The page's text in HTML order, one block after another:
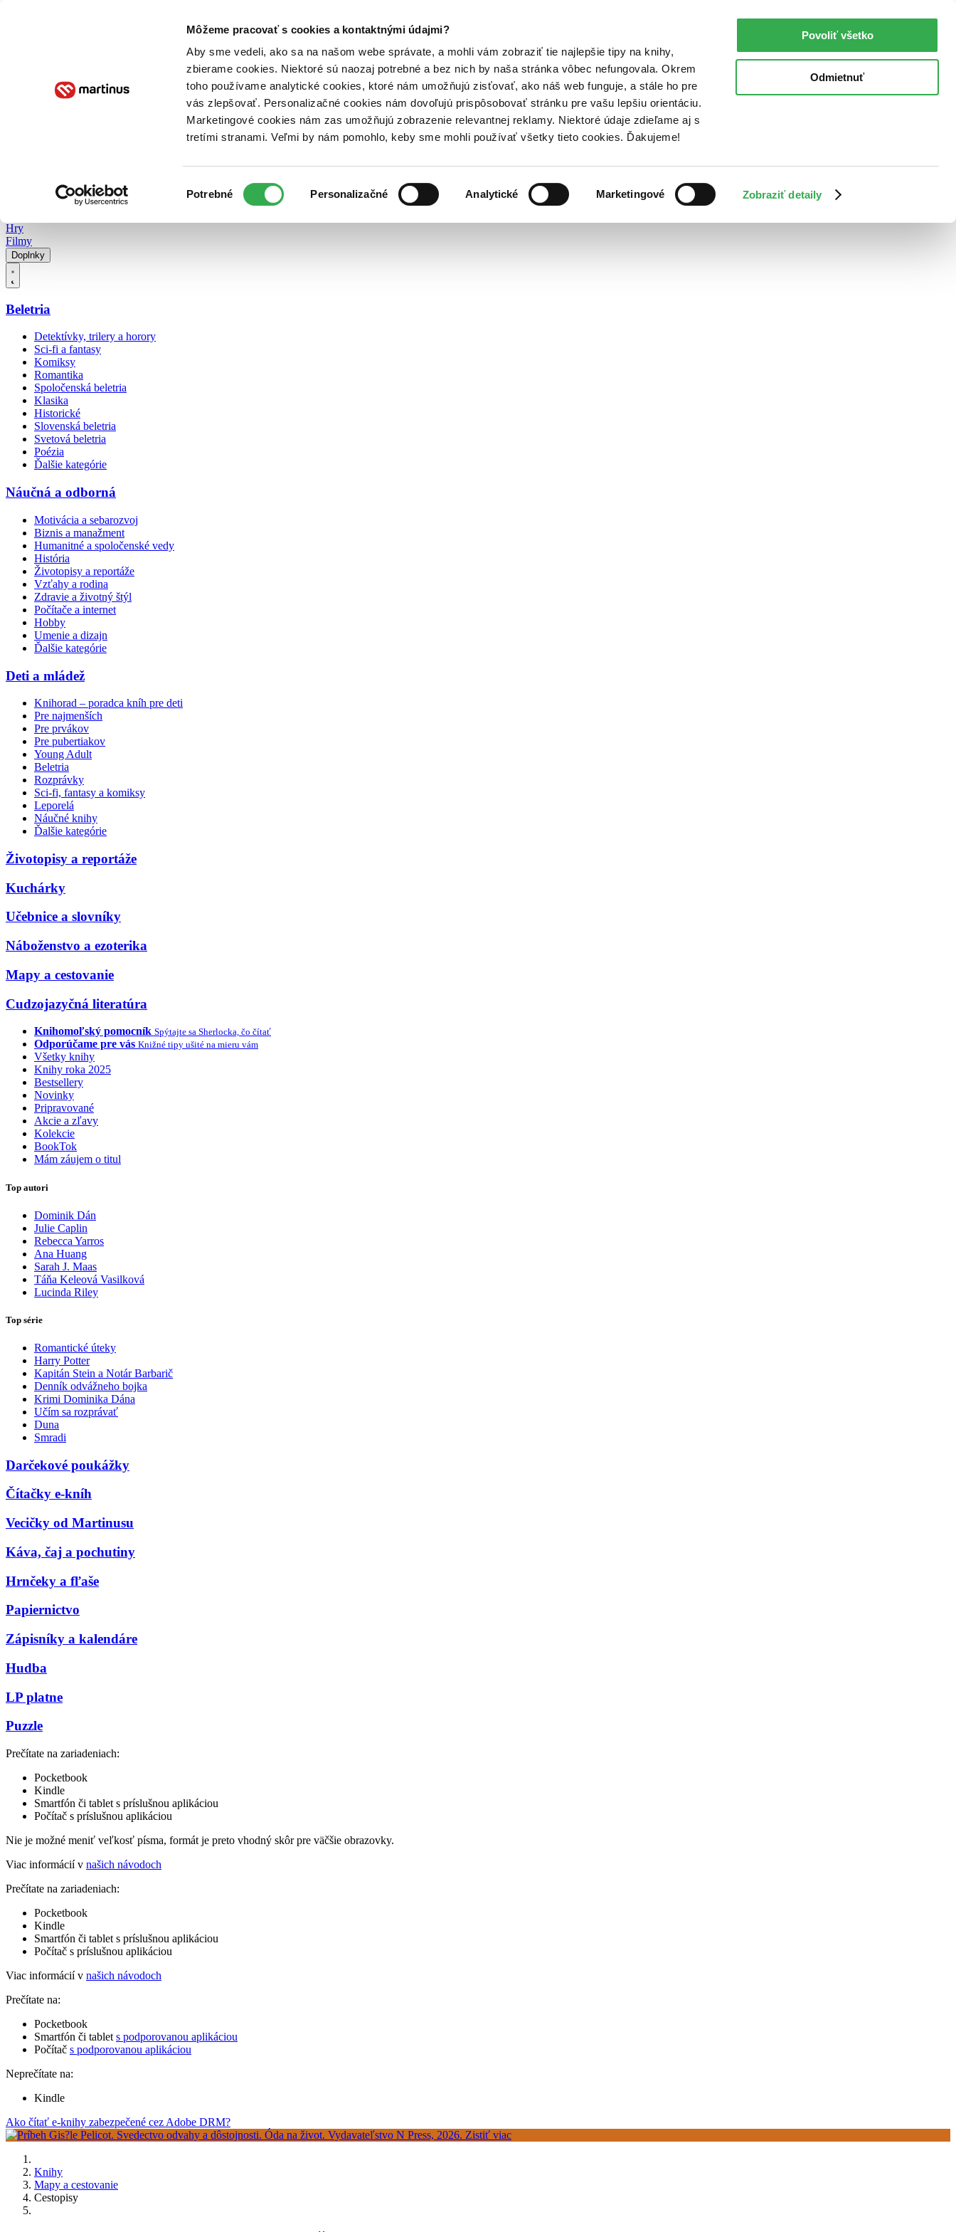
Môžeme pracovať s cookies a kontaktnými údajmi?
Aby sme vedeli, ako sa na našom webe správate, a mohli vám zobraziť tie najlepšie tipy na knihy,
zbierame cookies. Niektoré sú naozaj potrebné a bez nich by naša stránka vôbec nefungovala. Okrem
toho používame analytické cookies, ktoré nám umožňujú zisťovať, ako náš web funguje, a stále ho pre
vás zlepšovať. Personalizačné cookies nám dovoľujú prispôsobovať stránku pre vašu lepšiu orientáciu.
Marketingové cookies nám zas umožňujú zobrazenie relevantnej reklamy. Niektoré údaje zdieľame aj s
tretími stranami. Veľmi by nám pomohlo, keby sme mohli používať všetky tieto cookies. Ďakujeme!
súhlasu
Potrebné Personalizačné Analytické Marketingové Zobraziť detaily
Povoliť všetko
Odmietnuť
Poukážky Kontakt
Hry
Filmy
Doplnky
Beletria
Detektívky, trilery a horory
Sci-fi a fantasy
Komiksy
Romantika
Spoločenská beletria
Klasika
Historické
Slovenská beletria
Svetová beletria
Poézia
Ďalšie kategórie
Náučná a odborná
Motivácia a sebarozvoj
Biznis a manažment
Humanitné a spoločenské vedy
História
Životopisy a reportáže
Vzťahy a rodina
Zdravie a životný štýl
Počítače a internet
Hobby
Umenie a dizajn
Ďalšie kategórie
Deti a mládež
Knihorad – poradca kníh pre deti
Pre najmenších
Pre prvákov
Pre pubertiakov
Young Adult
Beletria
Rozprávky
Sci-fi, fantasy a komiksy
Leporelá
Náučné knihy
Ďalšie kategórie
Životopisy a reportáže
Kuchárky
Učebnice a slovníky
Náboženstvo a ezoterika
Mapy a cestovanie
Cudzojazyčná literatúra
Knihomoľský pomocník Spýtajte sa Sherlocka, čo čítať
Odporúčame pre vás Knižné tipy ušité na mieru vám
Všetky knihy
Knihy roka 2025
Bestsellery
Novinky
Pripravované
Akcie a zľavy
Kolekcie
BookTok
Mám záujem o titul
Top autori
Dominik Dán
Julie Caplin
Rebecca Yarros
Ana Huang
Sarah J. Maas
Táňa Keleová Vasilková
Lucinda Riley
Top série
Romantické úteky
Harry Potter
Kapitán Stein a Notár Barbarič
Denník odvážneho bojka
Krimi Dominika Dána
Učím sa rozprávať
Duna
Smradi
Darčekové poukážky
Čítačky e-kníh
Vecičky od Martinusu
Káva, čaj a pochutiny
Hrnčeky a fľaše
Papiernictvo
Zápisníky a kalendáre
Hudba
LP platne
Puzzle
Prečítate na zariadeniach:
Pocketbook
Kindle
Smartfón či tablet s príslušnou aplikáciou
Počítač s príslušnou aplikáciou
Nie je možné meniť veľkosť písma, formát je preto vhodný skôr pre väčšie obrazovky.
Viac informácií v našich návodoch
Prečítate na zariadeniach:
Pocketbook
Kindle
Smartfón či tablet s príslušnou aplikáciou
Počítač s príslušnou aplikáciou
Viac informácií v našich návodoch
Prečítate na:
Pocketbook
Smartfón či tablet s podporovanou aplikáciou
Počítač s podporovanou aplikáciou
Neprečítate na:
Kindle
Ako čítať e-knihy zabezpečené cez Adobe DRM?
Knihy
Mapy a cestovanie
Cestopisy